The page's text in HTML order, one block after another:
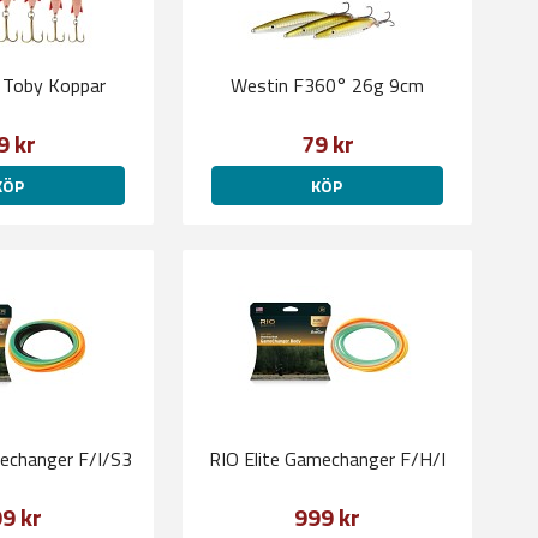
Koppar
kr
Westin F360° 26g 9cm
79 kr
KÖP
F/I/S3
kr
RIO Elite Gamechanger F/H/I
999 kr